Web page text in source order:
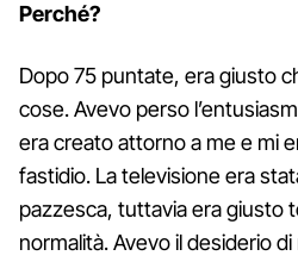
Perché?
Dopo 75 puntate, era giusto
cose. Avevo perso
era creato attorno a me e mi
fastidio. La televisione era
pazzesca, tuttavia era giusto
normalità. Avevo il desiderio